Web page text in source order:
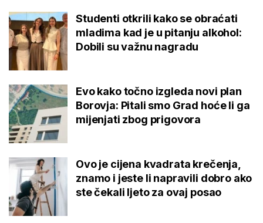
Studenti otkrili kako se obraćati
mladima kad je u pitanju alkohol:
Dobili su važnu nagradu
Evo kako točno izgleda novi plan
Borovja: Pitali smo Grad hoće li ga
mijenjati zbog prigovora
Ovo je cijena kvadrata krečenja,
znamo i jeste li napravili dobro ako
ste čekali ljeto za ovaj posao